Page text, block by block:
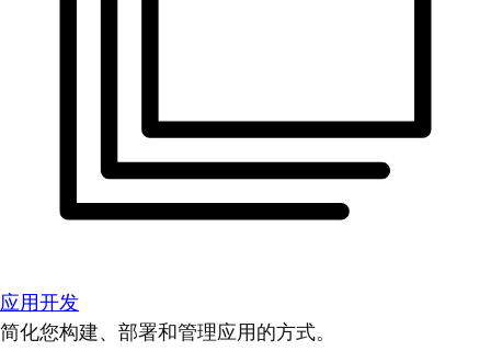
应用开发
简化您构建、部署和管理应用的方式。